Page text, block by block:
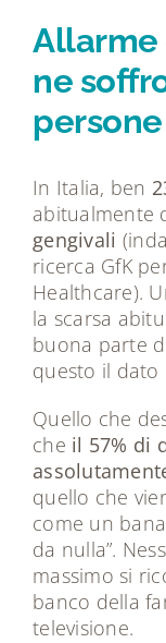
Dicono di noi
Contatti
Allarme
ne
persone
In Italia, ben
abitualmente
gengivali
ricerca GfK
Healthcare).
la scarsa
buona parte
questo il dato
Quello che
che il 57% di
quello che
come un
da nulla”.
massimo si
banco della
televisione.